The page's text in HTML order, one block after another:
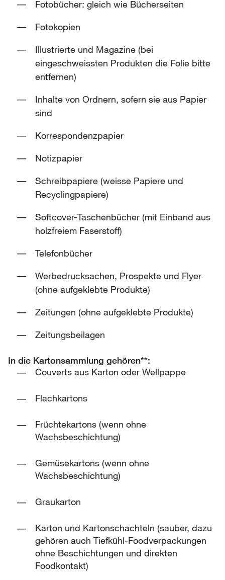
Fotobücher: gleich wie Bücherseiten
Fotokopien
Illustrierte und Magazine (bei
eingeschweissten Produkten die Folie bitte
entfernen)
Inhalte von Ordnern, sofern sie aus Papier
sind
Korrespondenzpapier
Notizpapier
Schreibpapiere (weisse Papiere und
Recyclingpapiere)
Softcover-Taschenbücher (mit Einband aus
holzfreiem Faserstoff)
Telefonbücher
Werbedrucksachen, Prospekte und Flyer
(ohne aufgeklebte Produkte)
Zeitungen (ohne aufgeklebte Produkte)
Zeitungsbeilagen
In die Kartonsammlung gehören**:
Couverts aus Karton oder Wellpappe
Flachkartons
Früchtekartons (wenn ohne
Wachsbeschichtung)
Gemüsekartons (wenn ohne
Wachsbeschichtung)
Graukarton
Karton und Kartonschachteln (sauber, dazu
gehören auch Tiefkühl-Foodverpackungen
ohne Beschichtungen und direkten
Foodkontakt)